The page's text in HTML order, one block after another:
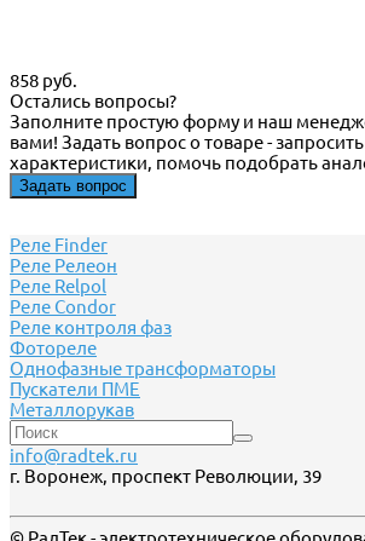
858 руб.
Остались вопросы?
Заполните простую форму и наш
вами! Задать вопрос о товаре -
характеристики, помочь подобрать
Задать вопрос
Реле Finder
Реле Релеон
Реле Relpol
Реле Сondor
Реле контроля фаз
Фотореле
Однофазные трансформаторы
Пускатели ПМЕ
Металлорукав
info@radtek.ru
г. Воронеж, проспект Революции, 39